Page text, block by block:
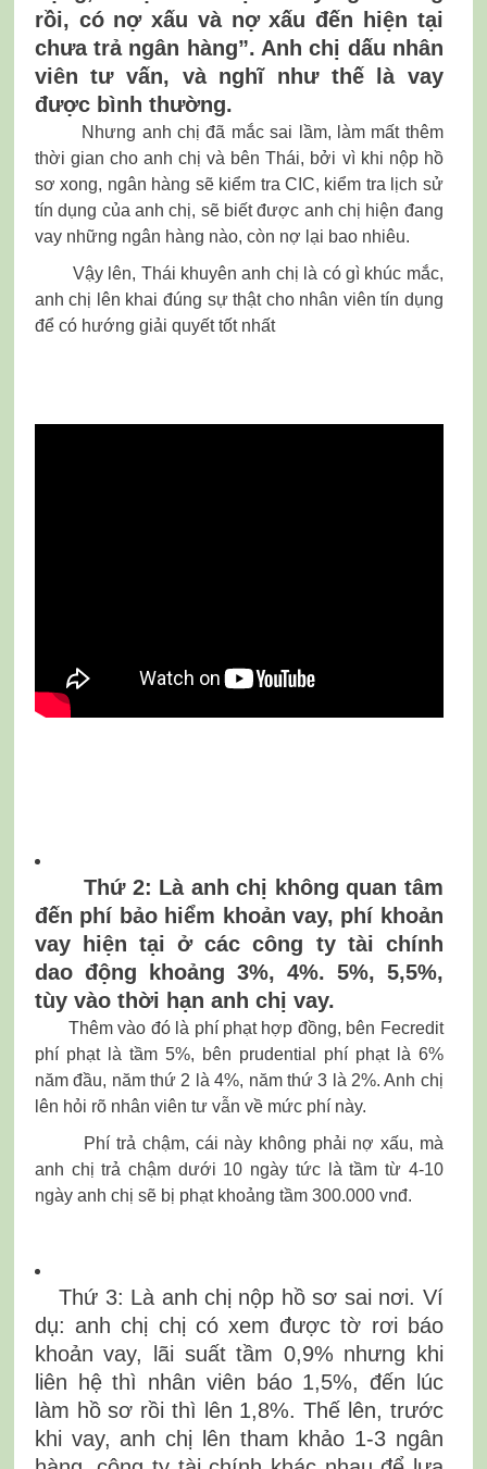
rồi, có nợ xấu và nợ xấu đến hiện tại
chưa trả ngân hàng”. Anh chị dấu nhân
viên tư vấn, và nghĩ như thế là vay
được bình thường.
Nhưng anh chị đã mắc sai lầm, làm mất thêm
thời gian cho anh chị và bên Thái, bởi vì khi nộp hồ
sơ xong, ngân hàng sẽ kiểm tra CIC, kiểm tra lịch sử
tín dụng của anh chị, sẽ biết được anh chị hiện đang
vay những ngân hàng nào, còn nợ lại bao nhiêu.
Vậy lên, Thái khuyên anh chị là có gì khúc mắc,
anh chị lên khai đúng sự thật cho nhân viên tín dụng
để có hướng giải quyết tốt nhất
Thứ 2: Là anh chị không quan tâm
đến phí bảo hiểm khoản vay, phí khoản
vay hiện tại ở các công ty tài chính
dao động khoảng 3%, 4%. 5%, 5,5%,
tùy vào thời hạn anh chị vay.
Thêm vào đó là phí phạt hợp đồng, bên Fecredit
phí phạt là tầm 5%, bên prudential phí phạt là 6%
năm đầu, năm thứ 2 là 4%, năm thứ 3 là 2%. Anh chị
lên hỏi rõ nhân viên tư vẫn về mức phí này.
Phí trả chậm, cái này không phải nợ xấu, mà
anh chị trả chậm dưới 10 ngày tức là tầm từ 4-10
ngày anh chị sẽ bị phạt khoảng tầm 300.000 vnđ.
Thứ 3: Là anh chị nộp hồ sơ sai nơi. Ví
dụ: anh chị chị có xem được tờ rơi báo
khoản vay, lãi suất tầm 0,9% nhưng khi
liên hệ thì nhân viên báo 1,5%, đến lúc
làm hồ sơ rồi thì lên 1,8%. Thế lên, trước
khi vay, anh chị lên tham khảo 1-3 ngân